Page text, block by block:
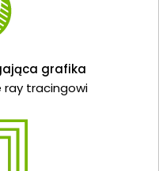
grafika
ray tracingowi